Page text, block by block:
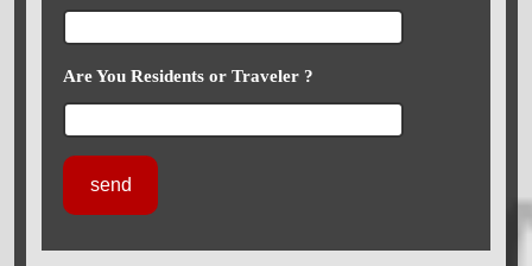
Are You Residents or Traveler ?